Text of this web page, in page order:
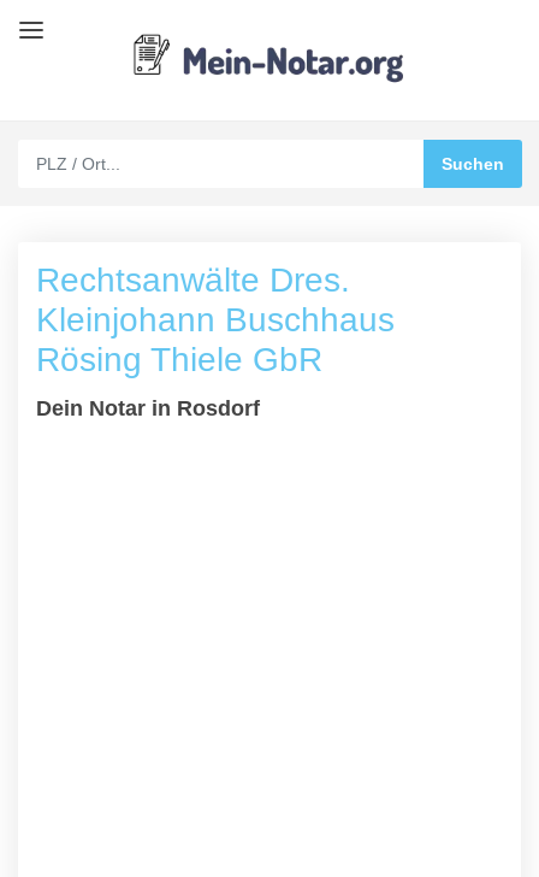
Rechtsanwälte Dres.
Kleinjohann Buschhaus
Rösing Thiele GbR
Dein Notar in Rosdorf